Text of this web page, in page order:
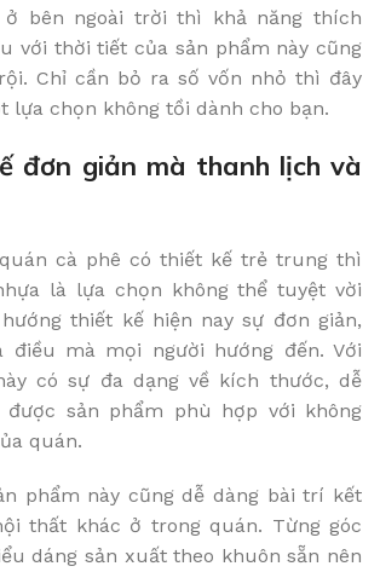
bên ngoài trời thì khả năng thích
với thời tiết của sản phẩm này cũng
Chỉ cần bỏ ra số vốn nhỏ thì đây
lựa chọn không tồi dành cho bạn.
đơn giản mà thanh lịch và
cà phê có thiết kế trẻ trung thì
là lựa chọn không thể tuyệt vời
thiết kế hiện nay sự đơn giản,
mà mọi người hướng đến. Với
có sự đa dạng về kích thước, dễ
được sản phẩm phù hợp với không
quán.
phẩm này cũng dễ dàng bài trí kết
thất khác ở trong quán. Từng góc
dáng sản xuất theo khuôn sẵn nên